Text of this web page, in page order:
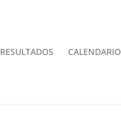
RESULTADOS CALENDARIO